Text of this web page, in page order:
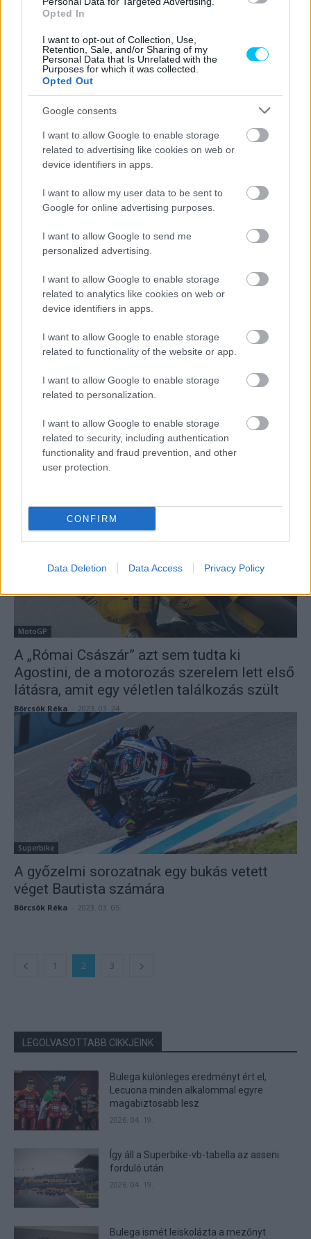
Opted In
I want to opt-out of Collection, Use,
Retention, Sale, and/or Sharing of my
Personal Data that Is Unrelated with the
Purposes for which it was collected.
Opted Out
Google consents
I want to allow Google to enable storage
related to advertising like cookies on web or
device identifiers in apps.
I want to allow my user data to be sent to
Google for online advertising purposes.
I want to allow Google to send me
personalized advertising.
I want to allow Google to enable storage
related to analytics like cookies on web or
device identifiers in apps.
I want to allow Google to enable storage
related to functionality of the website or app.
I want to allow Google to enable storage
related to personalization.
I want to allow Google to enable storage
related to security, including authentication
functionality and fraud prevention, and other
user protection.
CONFIRM
Data Deletion Data Access Privacy Policy
Bautista rögtön kiesett, Razgatlıoğlu
hatalmas csata után győzött a második
imolai futamon
Sebők Máté 2023. 07. 16.
Razgatlıoğlut felhúzták, de így is legyőzte a
bemelegítésen bukó Bautistát Imolában
Sebők Máté - 2023. 07. 16.
Képes volt megtörni Rossi sikersorozatát,
de az amerikai pilóta legnagyobb álma már
nem válhatott valóra
MotoGP
A „Római Császár” azt sem tudta ki
Agostini, de a motorozás szerelem lett első
látásra, amit egy véletlen találkozás szült
Börcsök Réka 2023. 03. 24.
Superbike
A győzelmi sorozatnak egy bukás vetett
véget Bautista számára
Börcsök Réka 2023. 03. 05.
1 2 3
LEGOLVASOTTABB CIKKJEINK
Bulega különleges eredményt ért el,
Lecuona minden alkalommal egyre
magabiztosabb lesz
2026. 04. 19.
Így áll a Superbike-vb-tabella az asseni
forduló után
2026. 04. 19.
Bulega ismét leiskolázta a mezőnyt